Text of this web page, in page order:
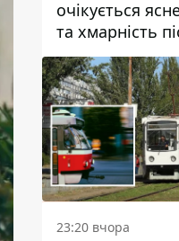
очікується
та хмарність
23:20 вчора